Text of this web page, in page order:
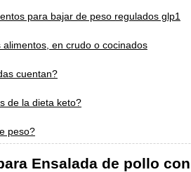
para bajar de peso regulados glp1
en crudo o cocinados
cuentan?
de la dieta keto?
peso?
Ensalada de pollo